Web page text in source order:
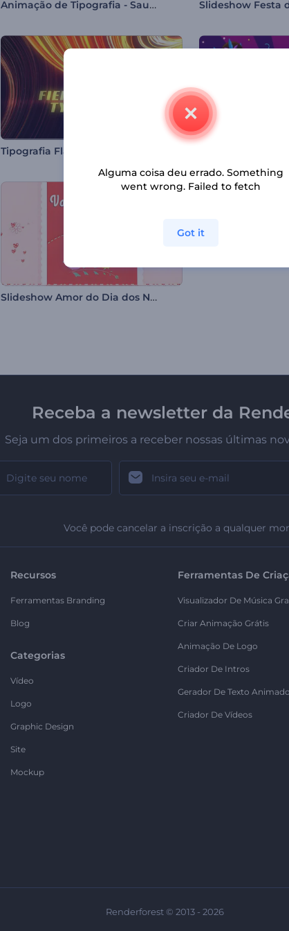
Animação de Tipografia - Saudações de Natal Slideshow Festa
Tipografia Flamejante
Slideshow Amor do Dia dos Namorados
Receba a newsletter da
Seja um dos primeiros a receber nossas últimas
Você pode cancelar a inscrição a qualquer
Recursos
Ferramentas Branding
Blog
Categorias
Vídeo
Logo
Graphic Design
Site
Mockup
Ferramentas De
Visualizador De Música
Criar Animação Grátis
Animação De Logo
Criador De Intros
Gerador De Texto Animado
Criador De Vídeos
Renderforest © 2013 - 2026
Alguma coisa deu errado. Something
went wrong. Failed to fetch
Got it